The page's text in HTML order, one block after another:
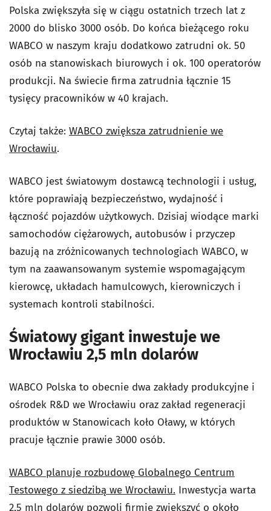
Polska zwiększyła się w ciągu ostatnich trzech lat z
2000 do blisko 3000 osób. Do końca bieżącego roku
WABCO w naszym kraju dodatkowo zatrudni ok. 50
osób na stanowiskach biurowych i ok. 100 operatorów
produkcji. Na świecie firma zatrudnia łącznie 15
tysięcy pracowników w 40 krajach.
Czytaj także: WABCO zwiększa zatrudnienie we
Wrocławiu.
WABCO jest światowym dostawcą technologii i usług,
które poprawiają bezpieczeństwo, wydajność i
łączność pojazdów użytkowych. Dzisiaj wiodące marki
samochodów ciężarowych, autobusów i przyczep
bazują na zróżnicowanych technologiach WABCO, w
tym na zaawansowanym systemie wspomagającym
kierowcę, układach hamulcowych, kierowniczych i
systemach kontroli stabilności.
Światowy gigant inwestuje we
Wrocławiu 2,5 mln dolarów
WABCO Polska to obecnie dwa zakłady produkcyjne i
ośrodek R&D we Wrocławiu oraz zakład regeneracji
produktów w Stanowicach koło Oławy, w których
pracuje łącznie prawie 3000 osób.
WABCO planuje rozbudowę Globalnego Centrum
Testowego z siedzibą we Wrocławiu. Inwestycja warta
2,5 mln dolarów pozwoli firmie zwiększyć o około